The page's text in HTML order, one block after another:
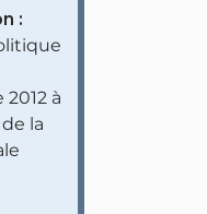
:
à
la